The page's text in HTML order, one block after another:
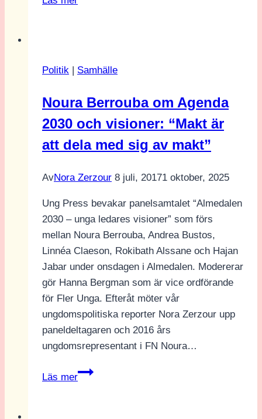
EU
Politik | Samhälle
Noura Berrouba om Agenda
2030 och visioner: “Makt är
att dela med sig av makt”
AvNora Zerzour 8 juli, 20171 oktober, 2025
Ung Press bevakar panelsamtalet “Almedalen
2030 – unga ledares visioner” som förs
mellan Noura Berrouba, Andrea Bustos,
Linnéa Claeson, Rokibath Alssane och Hajan
Jabar under onsdagen i Almedalen. Modererar
gör Hanna Bergman som är vice ordförande
för Fler Unga. Efteråt möter vår
ungdomspolitiska reporter Nora Zerzour upp
paneldeltagaren och 2016 års
ungdomsrepresentant i FN Noura…
Läs mer
Noura